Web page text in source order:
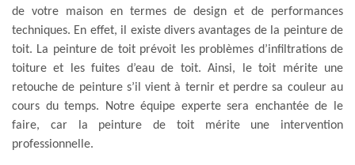
de votre maison en termes de design et de performances
techniques. En effet, il existe divers avantages de la peinture de
toit. La peinture de toit prévoit les problèmes d’infiltrations de
toiture et les fuites d’eau de toit. Ainsi, le toit mérite une
retouche de peinture s’il vient à ternir et perdre sa couleur au
cours du temps. Notre équipe experte sera enchantée de le
faire, car la peinture de toit mérite une intervention
professionnelle.